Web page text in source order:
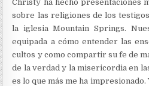
Christy ha hecho presentaciones
sobre las religiones de los
la iglesia Mountain Springs.
equipada a cómo entender las
cultos y como compartir su fe de
de la verdad y la misericordia en
es lo que más me ha